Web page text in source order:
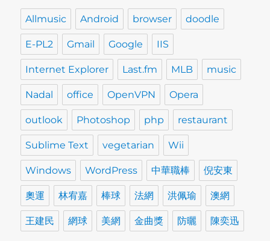
Allmusic Android browser doodle
E-PL2 Gmail Google IIS
Internet Explorer Last.fm MLB music
Nadal office OpenVPN Opera
outlook Photoshop php restaurant
Sublime Text vegetarian Wii
Windows WordPress 中華職棒 倪安東
奧運 林宥嘉 棒球 法網 洪佩瑜 澳網
王建民 網球 美網 金曲獎 防曬 陳奕迅